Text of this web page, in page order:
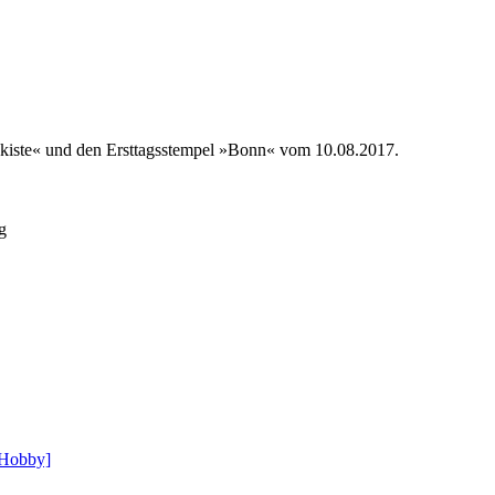
und den Ersttagsstempel »Bonn« vom 10.08.2017.